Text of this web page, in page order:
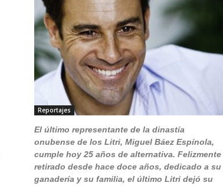
Reportajes
El último representante de la dinastía
onubense de los Litri, Miguel Báez Espínola,
cumple hoy 25 años de alternativa. Felizmente
retirado desde hace doce años, dedicado a su
ganadería y su familia, el último Litri dejó su